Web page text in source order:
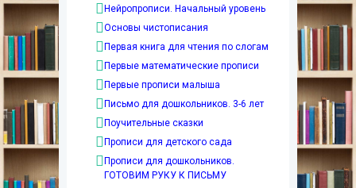
Нейропрописи. Начальный уровень
Основы чистописания
Первая книга для чтения по слогам
Первые математические прописи
Первые прописи малыша
Письмо для дошкольников. 3-6 лет
Поучительные сказки
Прописи для детского сада
Прописи для дошкольников.
ГОТОВИМ РУКУ К ПИСЬМУ